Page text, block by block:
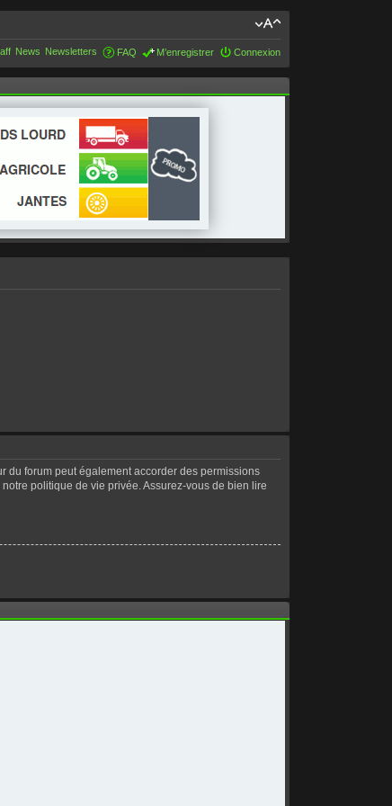
News Newsletters FAQ M’enregistrer Connexion
du forum peut également accorder des permissions
politique de vie privée. Assurez-vous de bien lire